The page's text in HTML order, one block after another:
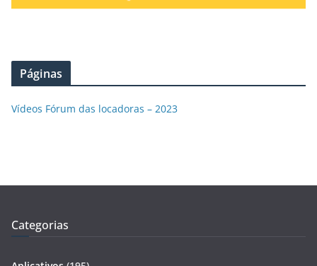
Páginas
Vídeos Fórum das locadoras – 2023
Categorias